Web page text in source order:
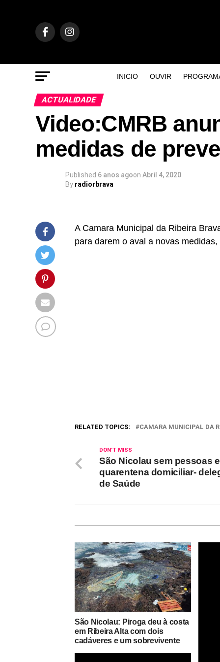
INICIO OUVIR
ACTUALIDADE
Video:CMRB
medidas de
Published 6 anos agoon Abril 4, 2020
By radiorbrava
A Camara Municipal da Ribeira
para darem o aval a novas
RELATED TOPICS: CAMARA MUNICIPAL DA
DON'T MISS
São Nicolau sem pessoas
quarentena domiciliar-
de Saúde
São Nicolau: Piroga deu à costa
em Ribeira Alta com dois
cadáveres e um sobrevivente